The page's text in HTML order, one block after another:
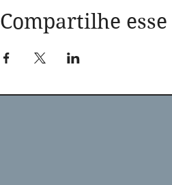
Compartilhe